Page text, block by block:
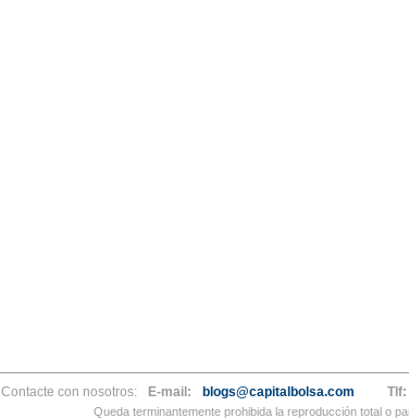
Contacte con nosotros: E-mail: blogs@capitalbolsa.com Tlf:
Queda terminantemente prohibida la reproducción total o